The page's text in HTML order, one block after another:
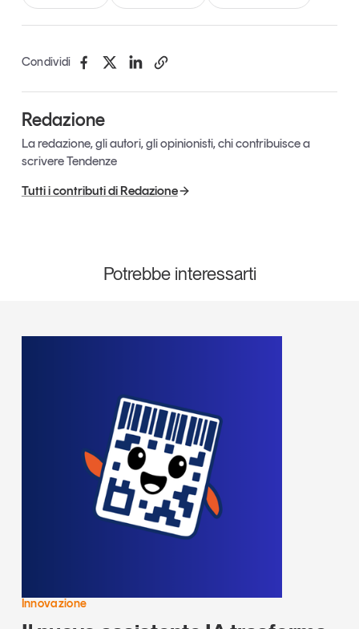
Condividi
Redazione
La redazione, gli autori, gli opinionisti, chi contribuisce a
scrivere Tendenze
Tutti i contributi di Redazione
Potrebbe interessarti
Innovazione